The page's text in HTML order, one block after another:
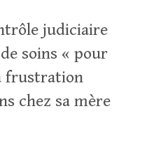
judiciaire
soins « pour
frustration
chez sa mère